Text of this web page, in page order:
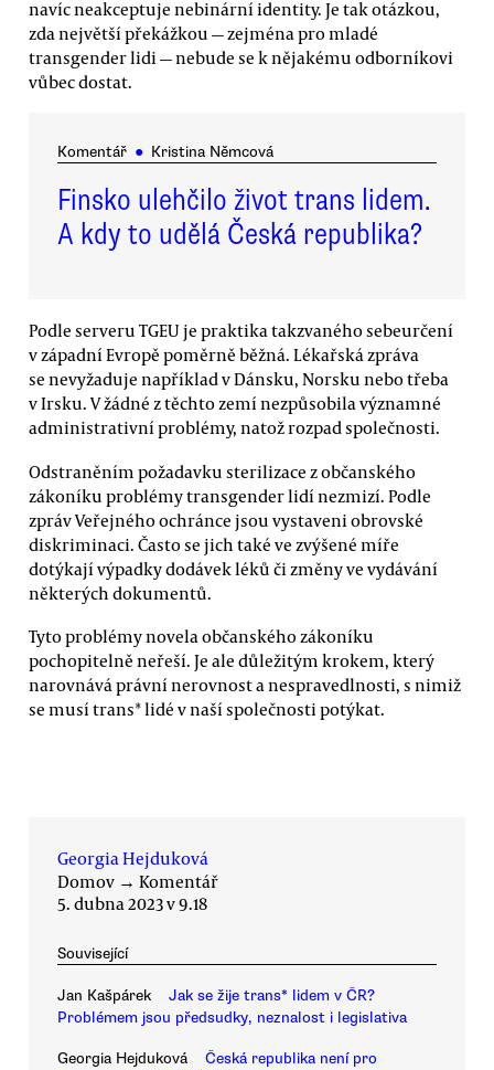
navíc neakceptuje nebinární identity. Je tak otázkou,
zda největší překážkou — zejména pro mladé
transgender lidi — nebude se k nějakému odborníkovi
vůbec dostat.
Komentář ● Kristina Němcová
Finsko ulehčilo život trans lidem.
A kdy to udělá Česká republika?
Podle serveru TGEU je praktika takzvaného sebeurčení
v západní Evropě poměrně běžná. Lékařská zpráva
se nevyžaduje například v Dánsku, Norsku nebo třeba
v Irsku. V žádné z těchto zemí nezpůsobila významné
administrativní problémy, natož rozpad společnosti.
Odstraněním požadavku sterilizace z občanského
zákoníku problémy transgender lidí nezmizí. Podle
zpráv Veřejného ochránce jsou vystaveni obrovské
diskriminaci. Často se jich také ve zvýšené míře
dotýkají výpadky dodávek léků či změny ve vydávání
některých dokumentů.
Tyto problémy novela občanského zákoníku
pochopitelně neřeší. Je ale důležitým krokem, který
narovnává právní nerovnost a nespravedlnosti, s nimiž
se musí trans* lidé v naší společnosti potýkat.
Georgia Hejduková
Domov → Komentář
5. dubna 2023 v 9.18
Související
Jan Kašpárek
Jak se žije trans* lidem v ČR?
Problémem jsou předsudky, neznalost i legislativa
Georgia Hejduková
Česká republika není pro